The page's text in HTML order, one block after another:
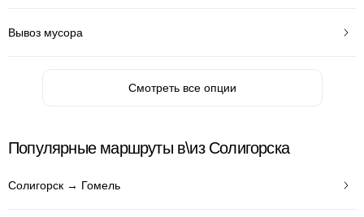
Вывоз мусора
Смотреть все опции
Популярные маршруты в\из Солигорска
Солигорск → Гомель